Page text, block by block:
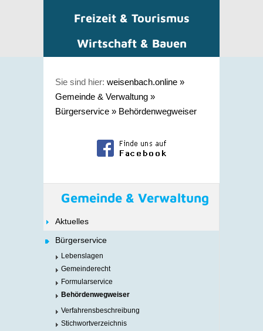
Freizeit & Tourismus
Wirtschaft & Bauen
Sie sind hier: weisenbach.online »
Gemeinde & Verwaltung »
Bürgerservice » Behördenwegweiser
Gemeinde & Verwaltung
Aktuelles
Bürgerservice
Lebenslagen
Gemeinderecht
Formularservice
Behördenwegweiser
Verfahrensbeschreibung
Stichwortverzeichnis